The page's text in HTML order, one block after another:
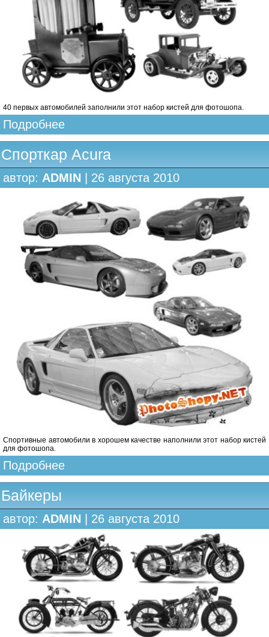
40 первых автомобилей заполнили этот набор кистей для фотошопа.
Подробнее
Спорткар Acura
автор: ADMIN | 26 августа 2010
Спортивные автомобили в хорошем качестве наполнили этот набор кистей
для фотошопа.
Подробнее
Байкеры
автор: ADMIN | 26 августа 2010